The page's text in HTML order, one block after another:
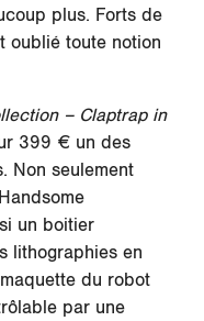
plus. Forts de
oublié toute notion
– Claptrap in
399 € un des
Non seulement
un boitier
lithographies en
du robot
par une